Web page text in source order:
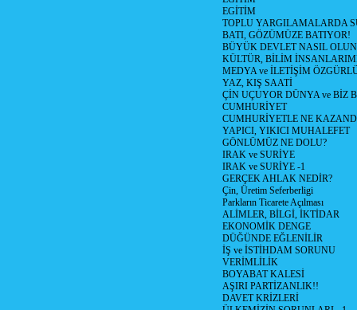
EGİTİM
TOPLU YARGILAMALARDA
BATI, GÖZÜMÜZE BATIYOR!
BÜYÜK DEVLET NASIL
KÜLTÜR, BİLİM
MEDYA ve İLETİŞİM
YAZ, KIŞ SAATİ
ÇİN UÇUYOR DÜNYA ve BİZ
CUMHURİYET
CUMHURİYETLE NE
YAPICI, YIKICI MUHALEFET
GÖNLÜMÜZ NE DOLU?
IRAK ve SURİYE
IRAK ve SURİYE -1
GERÇEK AHLAK NEDİR?
Çin, Üretim Seferberligi
Parkların Ticarete Açılması
ALİMLER, BİLGİ, İKTİDAR
EKONOMİK DENGE
DÜĞÜNDE EĞLENİLİR
İŞ ve İSTİHDAM SORUNU
VERİMLİLİK
BOYABAT KALESİ
AŞIRI PARTİZANLIK!!
DAVET KRİZLERİ